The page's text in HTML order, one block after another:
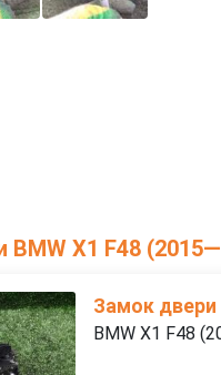
BMW X1 F48
Замок двери
BMW X1 F48